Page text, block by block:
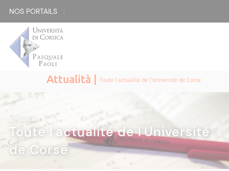
NOS PORTAILS :
Attualità |Toute l'actualité de l'Université de Corse
ATTUALITÀ|
Toute l'actualité de l'Université
de Corse